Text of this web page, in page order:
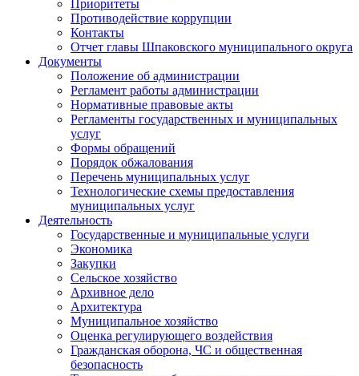
Приоритеты
Противодействие коррупции
Контакты
Отчет главы Шпаковского муниципального округа
Документы
Положение об администрации
Регламент работы администрации
Нормативные правовые акты
Регламенты государственных и муниципальных
услуг
Формы обращений
Порядок обжалования
Перечень муниципальных услуг
Технологические схемы предоставления
муниципальных услуг
Деятельность
Государственные и муниципальные услуги
Экономика
Закупки
Сельское хозяйство
Архивное дело
Архитектура
Муниципальное хозяйство
Оценка регулирующего воздействия
Гражданская оборона, ЧС и общественная
безопасность